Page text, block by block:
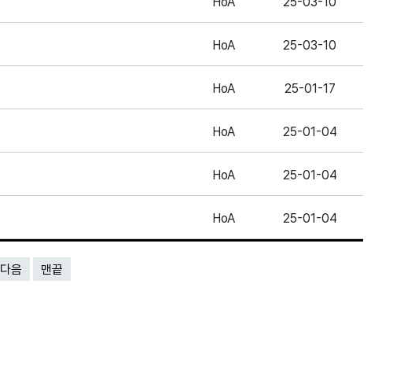
HoA 25-03-10
HoA 25-01-17
HoA 25-01-04
HoA 25-01-04
HoA 25-01-04
다음 맨끝